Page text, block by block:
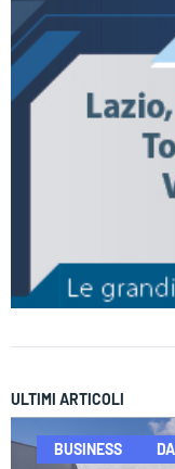
ULTIMI ARTICOLI
BUSINESS